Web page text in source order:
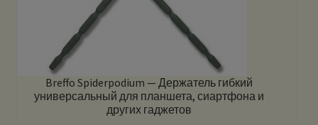
Breffo Spiderpodium — Держатель гибкий
универсальный для планшета, сиартфона и
других гаджетов